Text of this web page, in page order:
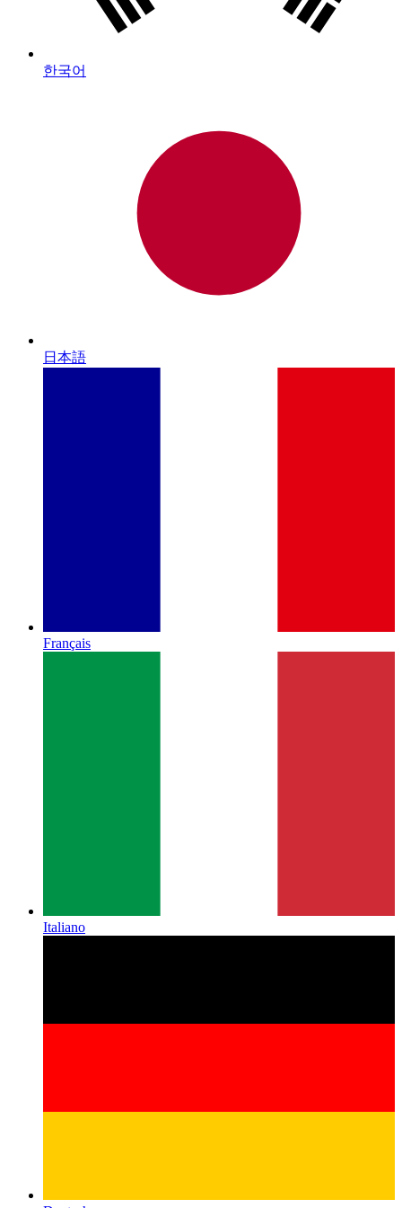
한국어
日本語
Français
Italiano